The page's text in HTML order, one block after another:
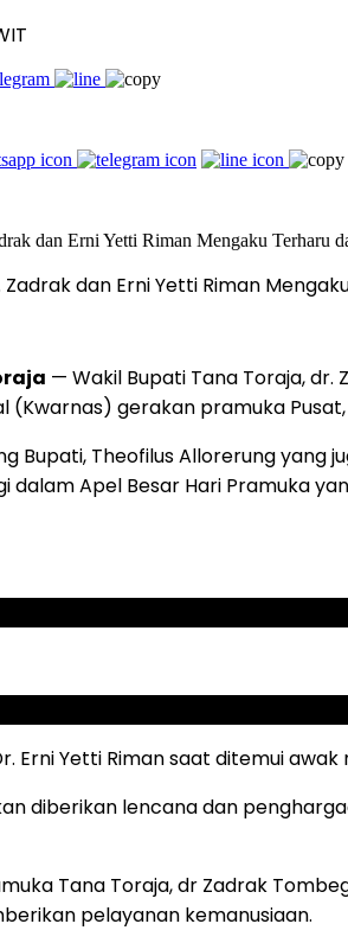
dan Erni Yetti Riman
— Wakil Bupati Tana Toraja, dr.
(Kwarnas) gerakan pramuka
Bupati, Theofilus Allorerung
dalam Apel Besar Hari Pramuka
Erni Yetti Riman saat ditemui
diberikan lencana dan
Tana Toraja, dr Zadrak
pelayanan kemanusiaan.